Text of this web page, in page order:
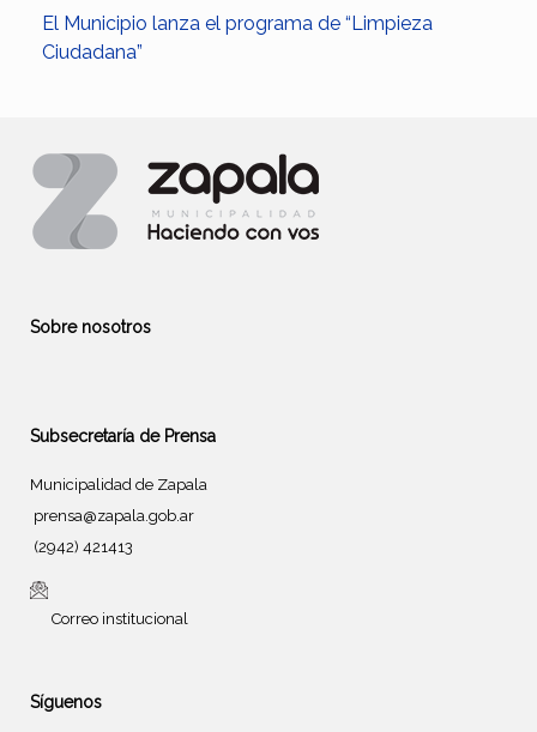
El Municipio lanza el programa de “Limpieza
Ciudadana”
Sobre nosotros
Subsecretaría de Prensa
Municipalidad de Zapala
prensa@zapala.gob.ar
(2942) 421413
Correo institucional
Síguenos